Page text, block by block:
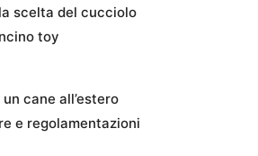
scelta del cucciolo
toy
cane all’estero
e regolamentazioni